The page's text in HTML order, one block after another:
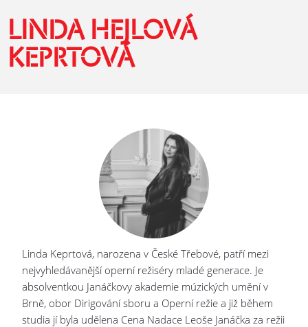
LINDA HEJLOVÁ
KEPRTOVÁ
Linda Keprtová, narozena v České Třebové, patří mezi
nejvyhledávanější operní režiséry mladé generace. Je
absolventkou Janáčkovy akademie múzických umění v
Brně, obor Dirigování sboru a Operní režie a již během
studia jí byla udělena Cena Nadace Leoše Janáčka za režii